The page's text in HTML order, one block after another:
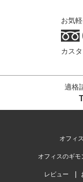
お気
カス
適格
オフィ
オフィスのギモ
レビュー